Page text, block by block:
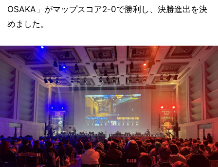
OSAKA」がマップスコア2-0で勝利し、決勝進出を決
めました。